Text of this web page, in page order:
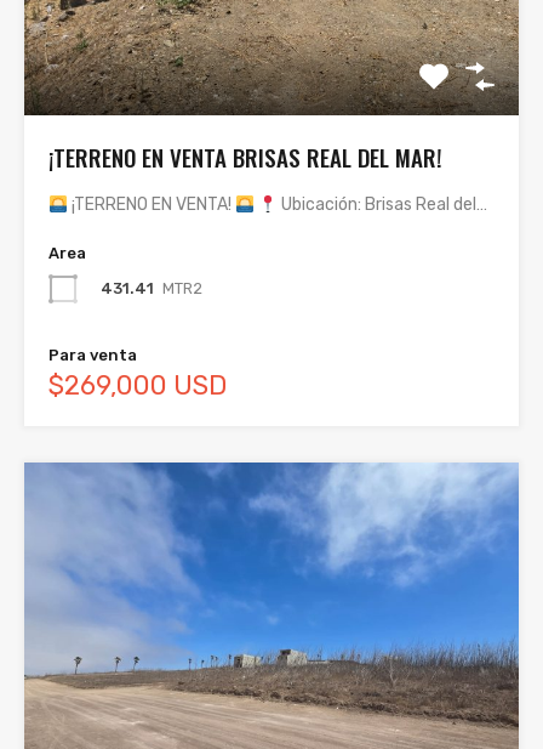
¡TERRENO EN VENTA BRISAS REAL DEL MAR!
¡TERRENO EN VENTA! Ubicación: Brisas Real del…
Area
431.41 MTR2
Para venta
$269,000 USD